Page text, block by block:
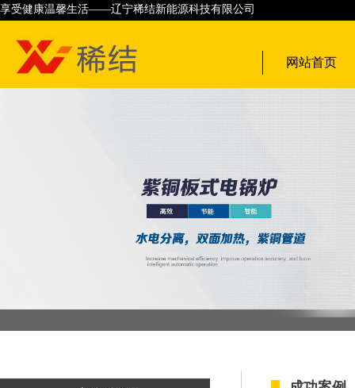
享受健康温馨生活——辽宁稀结新能源科技有限公司
网站首页